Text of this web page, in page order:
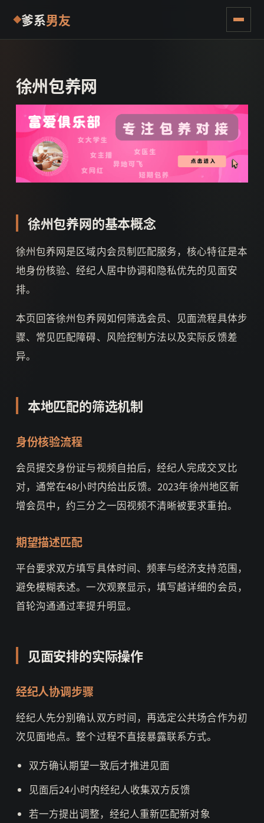
爹系男友
徐州包养网
徐州包养网的基本概念
徐州包养网是区域内会员制匹配服务，核心特征是本
地身份核验、经纪人居中协调和隐私优先的见面安
排。
本页回答徐州包养网如何筛选会员、见面流程具体步
骤、常见匹配障碍、风险控制方法以及实际反馈差
异。
本地匹配的筛选机制
身份核验流程
会员提交身份证与视频自拍后，经纪人完成交叉比
对，通常在48小时内给出反馈。2023年徐州地区新
增会员中，约三分之一因视频不清晰被要求重拍。
期望描述匹配
平台要求双方填写具体时间、频率与经济支持范围，
避免模糊表述。一次观察显示，填写越详细的会员，
首轮沟通通过率提升明显。
见面安排的实际操作
经纪人协调步骤
经纪人先分别确认双方时间，再选定公共场合作为初
次见面地点。整个过程不直接暴露联系方式。
双方确认期望一致后才推进见面
见面后24小时内经纪人收集双方反馈
若一方提出调整，经纪人重新匹配新对象